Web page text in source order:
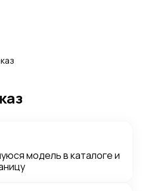
модель в каталоге и